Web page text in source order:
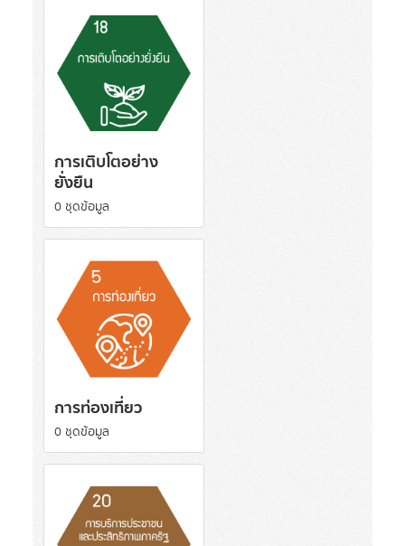
การเติบโตอย่าง
ยั่งยืน
0 ชุดข้อมูล
การท่องเที่ยว
0 ชุดข้อมูล